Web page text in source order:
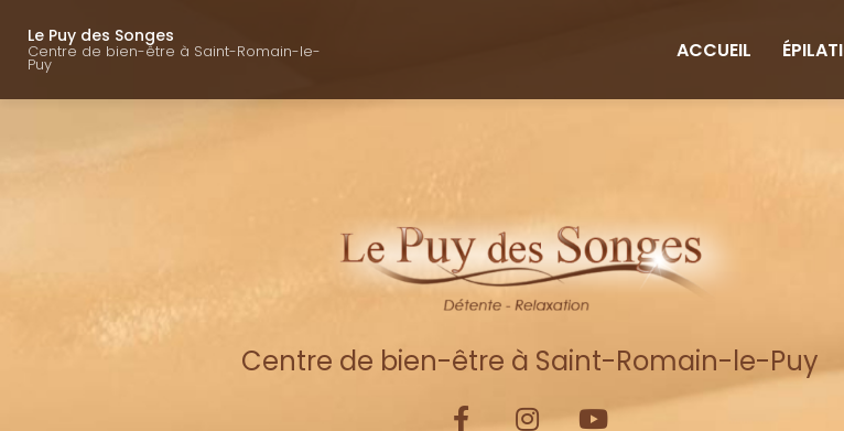
contenu
Le Puy des Songes
Centre de bien-être à Saint-Romain-le-
Puy
ACCUEIL
Centre de bien-être à Saint-Romain-le-Puy